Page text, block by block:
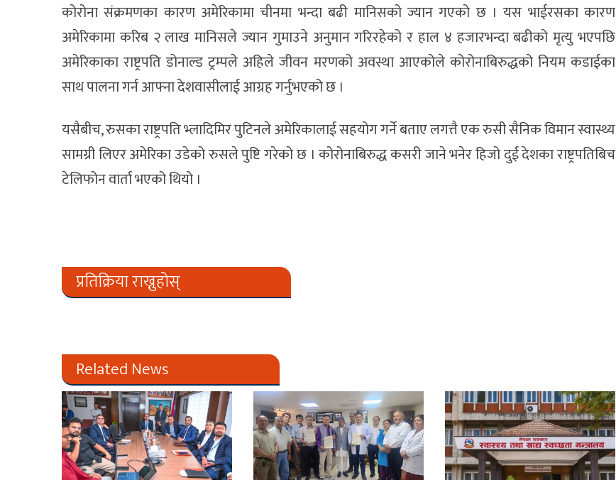
कोरोना संक्रमणका कारण अमेरिकामा चीनमा भन्दा बढी मानिसको ज्यान गएको छ । यस भाईरसका कारण
अमेरिकामा करिब २ लाख मानिसले ज्यान गुमाउने अनुमान गरिरहेको र हाल ४ हजारभन्दा बढीको मृत्यु भएपछि
अमेरिकाका राष्ट्रपति डोनाल्ड ट्रम्पले अहिले जीवन मरणको अवस्था आएकोले कोरोनाबिरुद्धको नियम कडाईका
साथ पालना गर्न आफ्ना देशवासीलाई आग्रह गर्नुभएको छ ।
यसैबीच, रुसका राष्ट्रपति भ्लादिमिर पुटिनले अमेरिकालाई सहयोग गर्ने बताए लगत्तै एक रुसी सैनिक विमान स्वास्थ्य
सामग्री लिएर अमेरिका उडेको रुसले पुष्टि गरेको छ । कोरोनाबिरुद्ध कसरी जाने भनेर हिजो दुई देशका राष्ट्रपतिबिच
टेलिफोन वार्ता भएको थियो ।
प्रतिक्रिया राख्नुहोस्
Related News